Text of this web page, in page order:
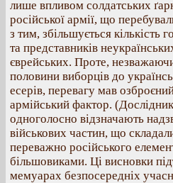
лише впливом солдатських
російської армії, що
з тим, збільшується кількість
та представників
єврейських. Проте,
половини виборців до
есерів, перевагу мав
армійський фактор.
одноголосно відзначають
військових частин, що
переважно російського
більшовиками. Ці висновки
мемуарах безпосередніх